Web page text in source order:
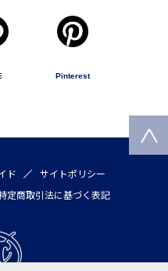
Pinterest
ド
サイトポリシー
定商取引法に基づく表記